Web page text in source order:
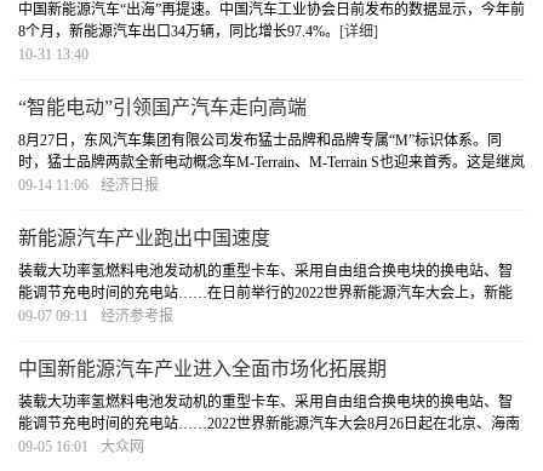
中国新能源汽车“出海”再提速。中国汽车工业协会日前发布的数据显示，今年前
8个月，新能源汽车出口34万辆，同比增长97.4%。 [详细]
10-31 13:40
“智能电动”引领国产汽车走向高端
8月27日，东风汽车集团有限公司发布猛士品牌和品牌专属“M”标识体系。同
时，猛士品牌两款全新电动概念车M-Terrain、M-Terrain S也迎来首秀。这是继岚
图品牌之后，东风公司聚力打造的又一高端品牌。
09-14 11:06 经济日报
新能源汽车产业跑出中国速度
装载大功率氢燃料电池发动机的重型卡车、采用自由组合换电块的换电站、智
能调节充电时间的充电站……在日前举行的2022世界新能源汽车大会上，新能
源汽车产业链上下游技术创新和应用场景集中展现。
09-07 09:11 经济参考报
中国新能源汽车产业进入全面市场化拓展期
装载大功率氢燃料电池发动机的重型卡车、采用自由组合换电块的换电站、智
能调节充电时间的充电站……2022世界新能源汽车大会8月26日起在北京、海南
两地以线下、线上方式举行，集中展现新能源汽车产业链上下游技术创新和应
09-05 16:01 大众网